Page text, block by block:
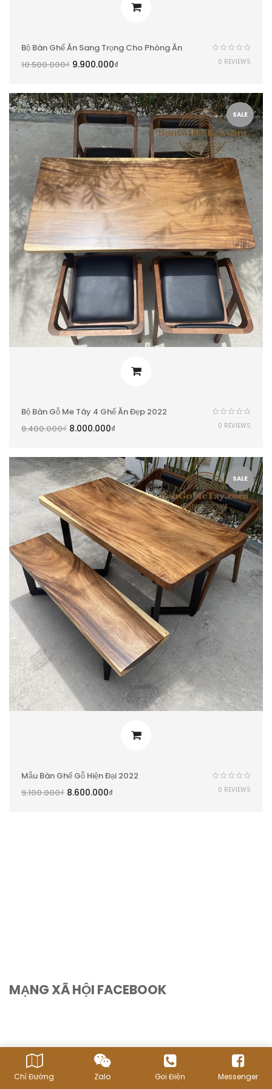
Bộ Bàn Ghế Ăn Sang Trọng Cho Phòng Ăn
10.500.000₫ 9.900.000₫ 0 REVIEWS
SALE
Bộ Bàn Gỗ Me Tây 4 Ghế Ăn Đẹp 2022
8.400.000₫ 8.000.000₫ 0 REVIEWS
SALE
Mẫu Bàn Ghế Gỗ Hiện Đại 2022
9.100.000₫ 8.600.000₫ 0 REVIEWS
MẠNG XÃ HỘI FACEBOOK
Chỉ Đường Zalo Gọi Điện Messenger